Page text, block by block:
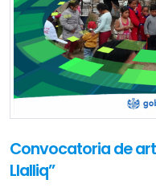
Convocatoria de
Llalliq”